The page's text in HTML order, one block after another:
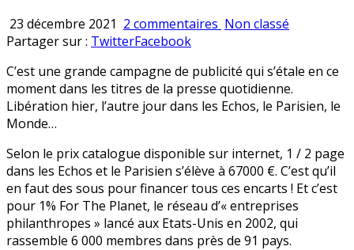
23 décembre 2021 2 commentaires sur
du
bio
a
l‘argent
(beaucoup
même)
!
Publié
Non classé
Partager sur : TwitterFacebook
C’est une grande campagne de publicité qui s’étale en ce
moment dans les titres de la presse quotidienne.
Libération hier, l’autre jour dans les Echos, le Parisien, le
Monde…
Selon le prix catalogue disponible sur internet, 1 / 2 page
dans les Echos et le Parisien s’élève à 67000 €. C’est qu’il
en faut des sous pour financer tous ces encarts ! Et c’est
pour 1% For The Planet, le réseau d’« entreprises
philanthropes » lancé aux Etats-Unis en 2002, qui
rassemble 6 000 membres dans près de 91 pays.